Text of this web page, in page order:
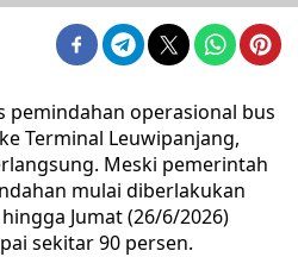
pemindahan operasional bus
Terminal Leuwipanjang,
Meski pemerintah
mulai diberlakukan
Jumat (26/6/2026)
sekitar 90 persen.